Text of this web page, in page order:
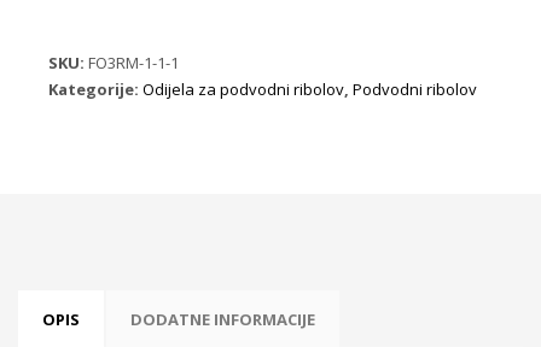
SKU: FO3RM-1-1-1
Kategorije: Odijela za podvodni ribolov, Podvodni ribolov
OPIS DODATNE INFORMACIJE